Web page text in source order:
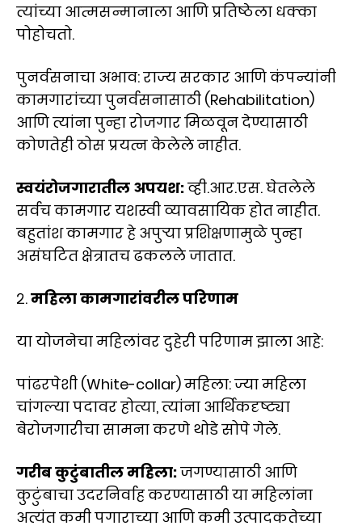
त्यांच्या आत्मसन्मानाला आणि प्रतिष्ठेला धक्का
पोहोचतो.
पुनर्वसनाचा अभाव: राज्य सरकार आणि कंपन्यांनी
कामगारांच्या पुनर्वसनासाठी (Rehabilitation)
आणि त्यांना पुन्हा रोजगार मिळवून देण्यासाठी
कोणतेही ठोस प्रयत्न केलेले नाहीत.
स्वयंरोजगारातील अपयश:व्ही.आर.एस. घेतलेले
सर्वच कामगार यशस्वी व्यावसायिक होत नाहीत.
बहुतांश कामगार हे अपुऱ्या प्रशिक्षणामुळे पुन्हा
असंघटित क्षेत्रातच ढकलले जातात.
२.महिला कामगारांवरील परिणाम
या योजनेचा महिलांवर दुहेरी परिणाम झाला आहे:
पांढरपेशी (White-collar) महिला: ज्या महिला
चांगल्या पदावर होत्या, त्यांना आर्थिकदृष्ट्या
बेरोजगारीचा सामना करणे थोडे सोपे गेले.
गरीब कुटुंबातील महिला:जगण्यासाठी आणि
कुटुंबाचा उदरनिर्वाह करण्यासाठी या महिलांना
अत्यंत कमी पगाराच्या आणि कमी उत्पादकतेच्या